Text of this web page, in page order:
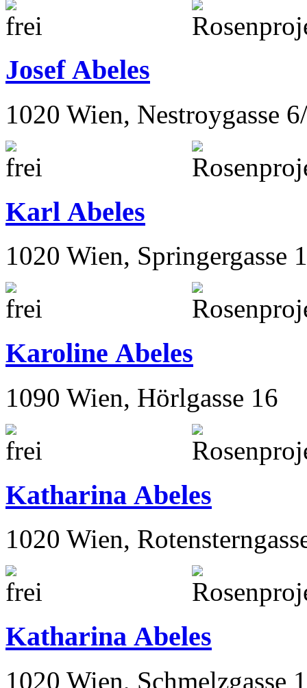
Josef Abeles
1020 Wien, Nestroygasse
Karl Abeles
1020 Wien, Springergasse
Karoline Abeles
1090 Wien, Hörlgasse 16
Katharina Abeles
1020 Wien,
Katharina Abeles
1020 Wien, Schmelzgasse